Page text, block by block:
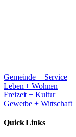
Gemeinde + Service
Leben + Wohnen
Freizeit + Kultur
Gewerbe + Wirtschaft
Quick Links